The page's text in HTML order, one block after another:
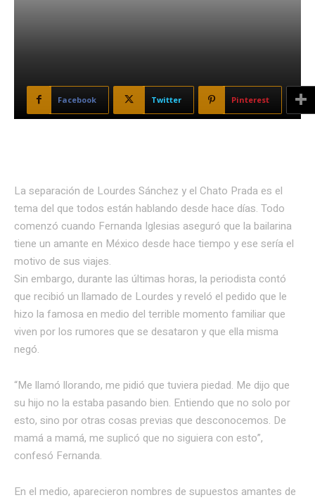
Facebook Twitter Pinterest
La separación de Lourdes Sánchez y el Chato Prada es el
tema del que todos están hablando desde hace días. Todo
comenzó cuando Fernanda Iglesias aseguró que la bailarina
tiene un amante en México desde hace tiempo y ese sería el
motivo de sus viajes.
Sin embargo, durante las últimas horas, la periodista contó
que recibió un llamado de Lourdes y reveló el pedido que le
hizo la famosa en medio del terrible momento familiar que
viven por los rumores que se desataron y que ella misma
negó.
“Me llamó llorando, me pidió que tuviera piedad. Me dijo que
su hijo no la estaba pasando bien. Entiendo que no solo por
esto, sino por otras cosas previas que desconocemos. De
mamá a mamá, me suplicó que no siguiera con esto”,
confesó Fernanda.
En el medio, aparecieron nombres de supuestos amantes de